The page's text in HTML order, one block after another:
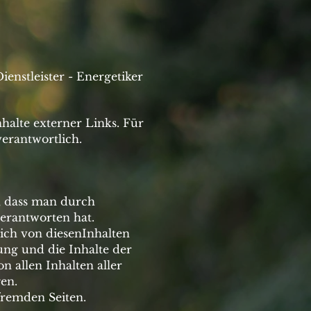
- Energetiker
externer Links. Für
man durch
hat.
von diesenInhalten
und die Inhalte der
allen Inhalten aller
Seiten.